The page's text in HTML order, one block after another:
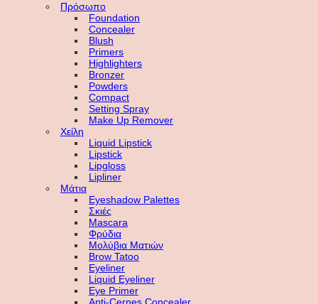
Πρόσωπο
Foundation
Concealer
Blush
Primers
Highlighters
Bronzer
Powders
Compact
Setting Spray
Make Up Remover
Χείλη
Liquid Lipstick
Lipstick
Lipgloss
Lipliner
Μάτια
Eyeshadow Palettes
Σκιές
Mascara
Φρύδια
Μολύβια Ματιών
Brow Tatoo
Eyeliner
Liquid Eyeliner
Eye Primer